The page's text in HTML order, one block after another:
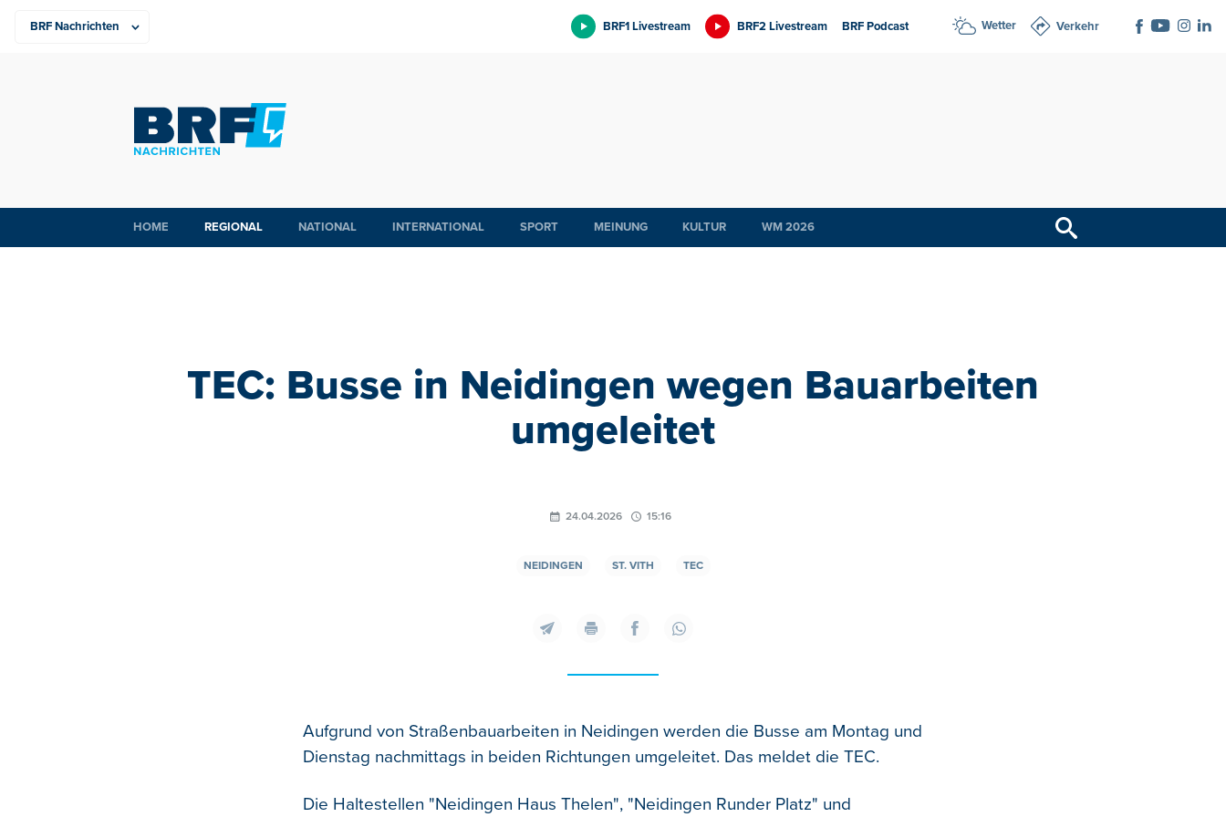
BRF1 Livestream BRF2 Livestream BRF Podcast Wetter Verkehr
HOME REGIONAL NATIONAL INTERNATIONAL SPORT MEINUNG KULTUR WM 2026
TEC: Busse in Neidingen wegen Bauarbeiten
umgeleitet
24.04.2026 15:16
NEIDINGEN ST. VITH TEC
Aufgrund von Straßenbauarbeiten in Neidingen werden die Busse am Montag und
Dienstag nachmittags in beiden Richtungen umgeleitet. Das meldet die TEC.
Die Haltestellen "Neidingen Haus Thelen", "Neidingen Runder Platz" und